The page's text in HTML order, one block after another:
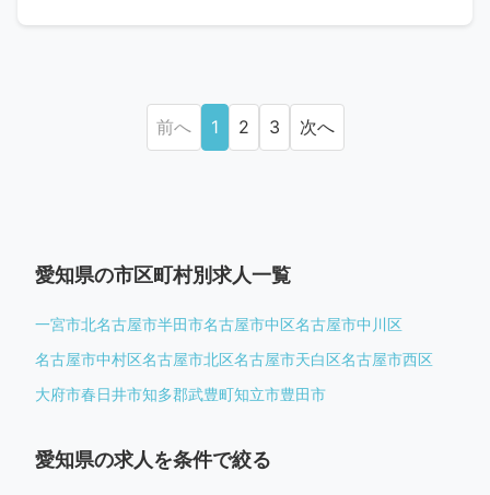
前へ 1 2 3 次へ
愛知県の市区町村別求人一覧
一宮市北名古屋市半田市名古屋市中区名古屋市中川区
名古屋市中村区名古屋市北区名古屋市天白区名古屋市西区
大府市春日井市知多郡武豊町知立市豊田市
愛知県の求人を条件で絞る